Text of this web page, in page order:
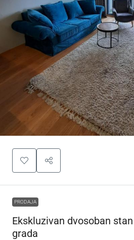
PRODAJA
Ekskluzivan dvosoban
grada